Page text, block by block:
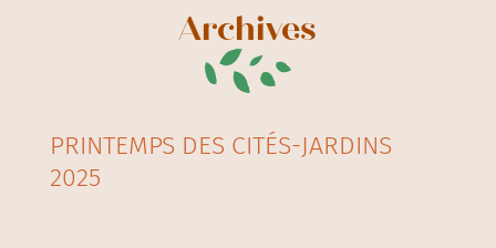
Archives
PRINTEMPS DES CITÉS-JARDINS
2025